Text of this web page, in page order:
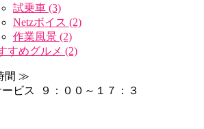
試乗車 (3)
Netzボイス (2)
作業風景 (2)
すめグルメ (2)
間 ≫
ビス ９：００～１７：３